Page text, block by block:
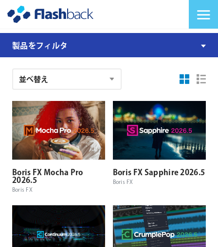
製
品
製品をフィルタ
文
果
Boris FX Mocha Pro
2026.5
Boris FX
Boris FX Sapphire 2026.5
Boris FX